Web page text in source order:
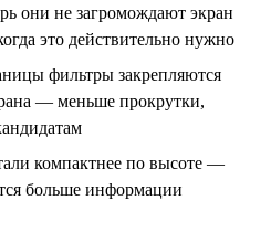
они не загромождают экран
это действительно нужно
фильтры закрепляются
— меньше прокрутки,
компактнее по высоте —
больше информации